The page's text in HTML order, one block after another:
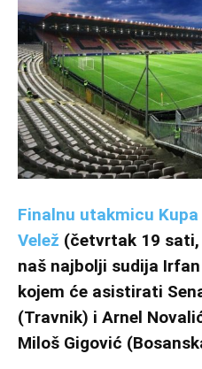
Finalnu utakmicu Kupa
Velež (četvrtak 19
naš najbolji sudija
kojem će asistirati
(Travnik) i Arnel
Miloš Gigović